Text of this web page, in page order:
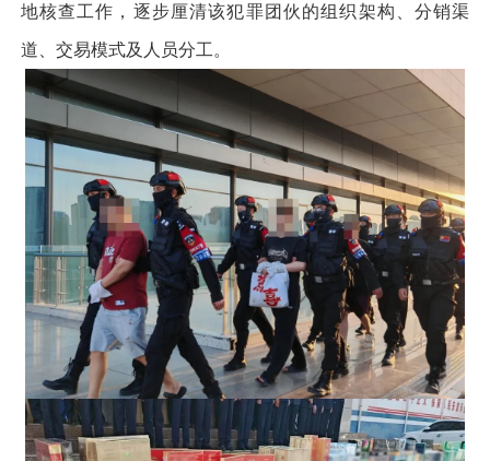
地核查工作，逐步厘清该犯罪团伙的组织架构、分销渠
道、交易模式及人员分工。